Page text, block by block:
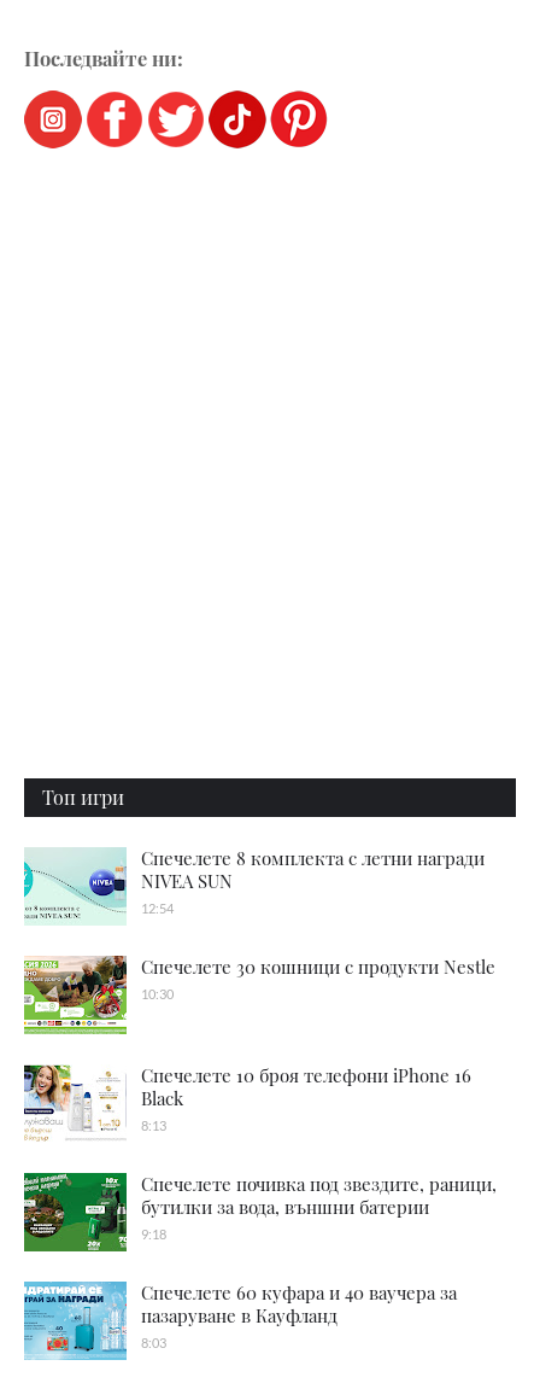
Последвайте ни:
Топ игри
Спечелете 8 комплекта с летни награди
NIVEA SUN
12:54
Спечелете 30 кошници с продукти Nestle
10:30
Спечелете 10 броя телефони iPhone 16
Black
8:13
Спечелете почивка под звездите, раници,
бутилки за вода, външни батерии
9:18
Спечелете 60 куфара и 40 ваучера за
пазаруване в Кауфланд
8:03